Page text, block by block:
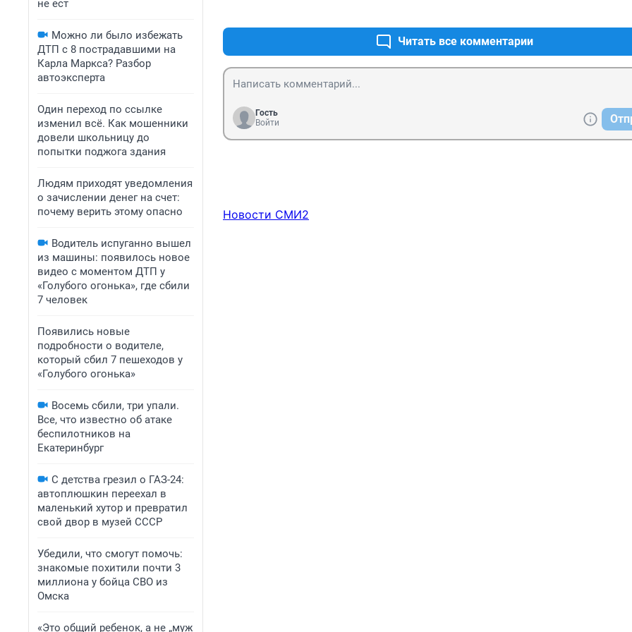
не ест
Можно ли было избежать
ДТП с 8 пострадавшими на
Карла Маркса? Разбор
автоэксперта
Один переход по ссылке
изменил всё. Как мошенники
довели школьницу до
попытки поджога здания
Людям приходят уведомления
о зачислении денег на счет:
почему верить этому опасно
Водитель испуганно вышел
из машины: появилось новое
видео с моментом ДТП у
«Голубого огонька», где сбили
7 человек
Появились новые
подробности о водителе,
который сбил 7 пешеходов у
«Голубого огонька»
Восемь сбили, три упали.
Все, что известно об атаке
беспилотников на
Екатеринбург
С детства грезил о ГАЗ-24:
автоплюшкин переехал в
маленький хутор и превратил
свой двор в музей СССР
Убедили, что смогут помочь:
знакомые похитили почти 3
миллиона у бойца СВО из
Омска
«Это общий ребенок, а не „муж
Читать все комментарии
Гость
Войти
Новости СМИ2